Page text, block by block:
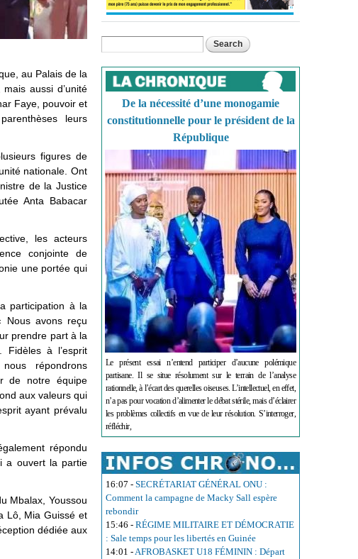
au Palais de la
aussi d’unité
Faye, pouvoir et
leurs
figures de
nationale. Ont
de la Justice
Anta Babacar
les acteurs
conjointe de
une portée qui
participation à la
Nous avons reçu
prendre part à la
Fidèles à l’esprit
répondrons
de notre équipe
aux valeurs qui
ayant prévalu
répondu
a ouvert la partie
Mbalax, Youssou
Lô, Mia Guissé et
dédiée aux
Search form
De la nécessité d’une monogamie
constitutionnelle pour le président de la
République
Le présent essai n’entend participer d’aucune polémique
partisane. Il se situe résolument sur le terrain de l’analyse
rationnelle, à l’écart des querelles oiseuses. L’intellectuel, en effet,
n’a pas pour vocation d’alimenter le débat stérile, mais d’éclairer
les problèmes collectifs en vue de leur résolution. S’interroger,
réfléchir,
16:07 - SECRÉTARIAT GÉNÉRAL ONU :
Comment la campagne de Macky Sall espère
rebondir
15:46 - RÉGIME MILITAIRE ET DÉMOCRATIE
: Sale temps pour les libertés en Guinée
14:01 -AFROBASKET U18 FÉMININ : Départ